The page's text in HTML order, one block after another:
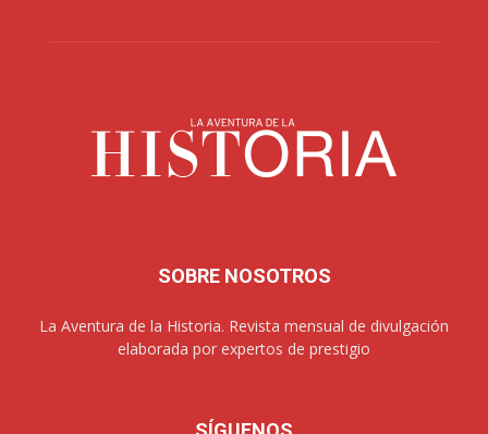
SOBRE NOSOTROS
La Aventura de la Historia. Revista mensual de divulgación
elaborada por expertos de prestigio